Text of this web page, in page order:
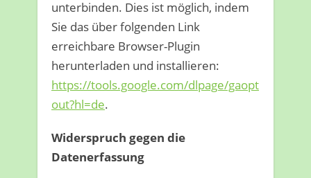
unterbinden. Dies ist möglich, indem
Sie das über folgenden Link
erreichbare Browser-Plugin
herunterladen und installieren:
https://tools.google.com/dlpage/gaopt
out?hl=de.
Widerspruch gegen die
Datenerfassung